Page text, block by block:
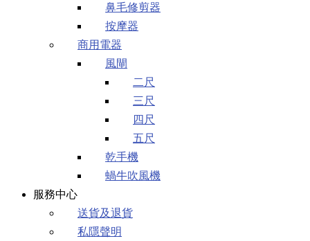
鼻毛修剪器
按摩器
商用電器
風閘
二尺
三尺
四尺
五尺
乾手機
蝸牛吹風機
服務中心
送貨及退貨
私隱聲明